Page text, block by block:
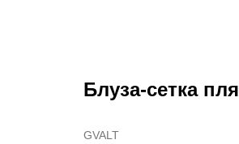
Блуза-сетка
GVALT